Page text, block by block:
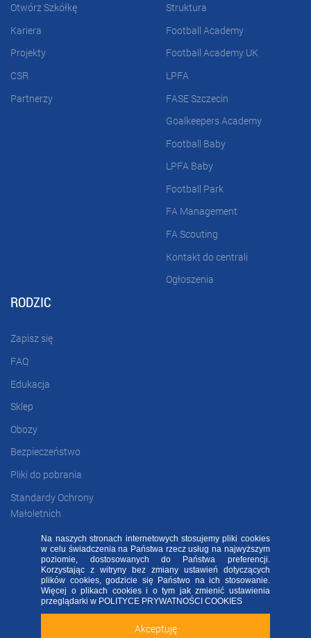
Sprawdź naszą aplikację mobilną FA Group!
Zainstaluj
Otwórz Szkółkę
Kariera
Projekty
CSR
Partnerzy
Struktura
Football Academy
Football Academy UK
LPFA
FASE Szczecin
Goalkeepers Academy
Football Baby
LPFA Baby
Football Park
FA Management
FA Scouting
Kontakt do centrali
Ogłoszenia
RODZIC
Zapisz się
FAQ
Edukacja
Sklep
Obozy
Bezpieczeństwo
Pliki do pobrania
Standardy Ochrony
Małoletnich
FOOTBALL ACADEMY
| ul. Kowalska 2, 45-588 Opole
ALL RIGHTS RESERVED - WSZELKIE PRAWA ZASTRZEŻONE
FAQ RODO FA Regulamin
Kontakt
Deklaracja dostępności
Akceptuję
Na naszych stronach internetowych stosujemy pliki cookies
w celu świadczenia na Państwa rzecz usług na najwyższym
poziomie, dostosowanych do Państwa preferencji.
Korzystając z witryny bez zmiany ustawień dotyczących
plików cookies, godzicie się Państwo na ich stosowanie.
Więcej o plikach cookies i o tym jak zmienić ustawienia
przeglądarki w POLITYCE PRYWATNOŚCI COOKIES